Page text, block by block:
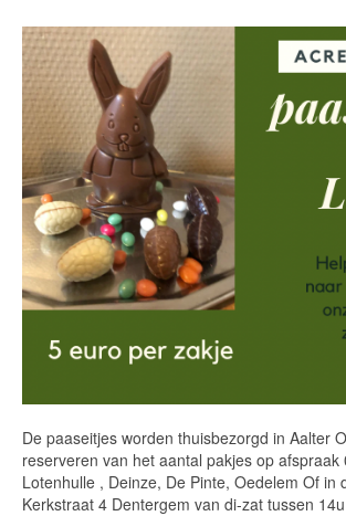
De paaseitjes worden thuisbezorgd in Aalter
reserveren van het aantal pakjes op afspraak
Lotenhulle , Deinze, De Pinte, Oedelem Of in
Kerkstraat 4 Dentergem van di-zat tussen